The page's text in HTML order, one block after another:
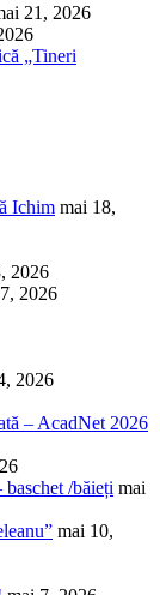
21, 2026
„Tineri
Ichim mai 18,
2026
2026
2026
– AcadNet 2026
/băieți mai
mai 10,